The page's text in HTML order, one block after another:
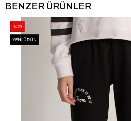
BENZER ÜRÜNLER
%20
YENI ÜRÜN